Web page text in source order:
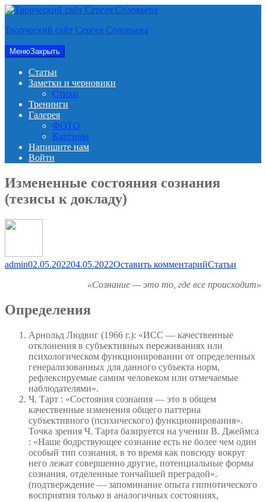
Перейти
содержимому
Творческий сайт Сергея Соловьева
МенюЗакрыть
Статьи
Заметки и черновики
Стихи
Тренинги
Галерея
ФОТО
Картины
Напишите нам
Войти
Измененные состояния сознания
(тезисы к докладу)
admin02.05.202204.05.2022Оставить комментарийдля
состояния
Статьи
«Сознание — это то, где все происходит»
Определения
Арнольд Людвиг (1966 г.): «ИСС — качественные
отклонения в субъективных переживаниях или
психологическом функционировании от определенных
генерализованных для данного субъекта норм,
рефлексируемые самим человеком или отмечаемые
наблюдателями».
Ч. Тарт : «Состояния сознания — это в общем
качественные изменения общего паттерна
субъективного (психического) функционирования».
Точка зрения Ч. Тарта базируется на учении В. Джеймса
: «Наше бодрствующее сознание есть не более чем один
особый тип сознания, в то время как повсюду вокруг
него лежат совершенно другие, потенциальные формы
сознания, отделенные тончайшей преградой».
(подтверждение — запоминание опыта гипнотического
восприятия только в аналогичных состояниях,